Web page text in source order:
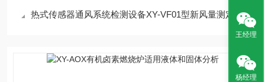
热式传感器通风系统检测设备XY-VF01型新风量测定仪
王经理
杨经理